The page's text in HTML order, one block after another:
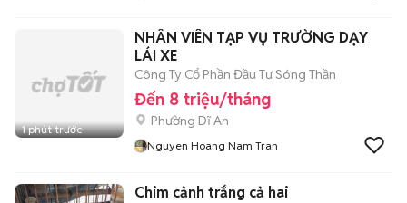
1 phút trước
NHÂN VIÊN TẠP VỤ TRƯỜNG DẠY
LÁI XE
Công Ty Cổ Phần Đầu Tư Sóng Thần
Đến 8 triệu/tháng
Phường Dĩ An
Nguyen Hoang Nam Tran
Chim cảnh trắng cả hai